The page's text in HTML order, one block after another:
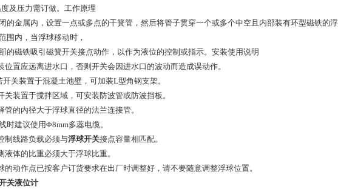
及压力需订做。工作原理
的金属内，设置一点或多点的干簧管，然后将管子贯穿一个或多个中空且内部装有环型磁铁的
围内，当浮球移动时，
的磁铁吸引磁簧开关接点动作，以作为液位的控制或指示。安装使用说明
位置应远离进水口，否则开关会因进水口的波动而造成误动作。
开关装置于混凝土池壁，可加装L型角钢支架。
关装置于搅拌区域，可安装防波管或防波挡板。
管的内径大于浮球直径的法兰连接管。
时建议使用Φ8mm多蕊电缆。
制线路负载必须与浮球开关接点容量相匹配。
液体的比重必须大于浮球比重。
的动作点已按客户订货要求在出厂时调整好，请不要随意调整浮球位置。
关液位计